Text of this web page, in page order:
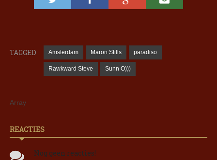
TAGGED Amsterdam Maron Stills paradiso
Rawkward Steve Sunn O)))
Array
REACTIES
Nog geen reacties!